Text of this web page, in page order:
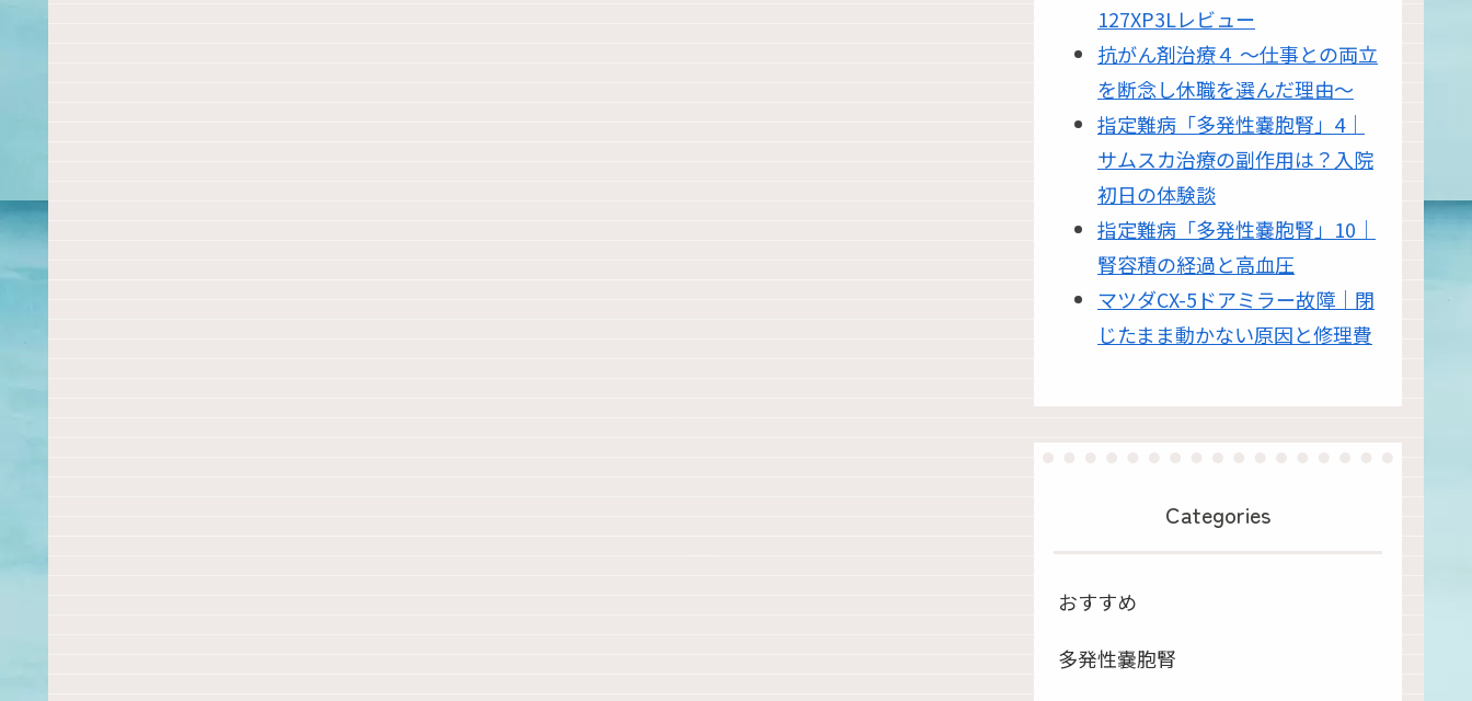
127XP3Lレビュー
抗がん剤治療４ 〜仕事との両立
を断念し休職を選んだ理由〜
指定難病「多発性嚢胞腎」4｜
サムスカ治療の副作用は？入院
初日の体験談
指定難病「多発性嚢胞腎」10｜
腎容積の経過と高血圧
マツダCX-5ドアミラー故障｜閉
じたまま動かない原因と修理費
Categories
おすすめ
多発性嚢胞腎